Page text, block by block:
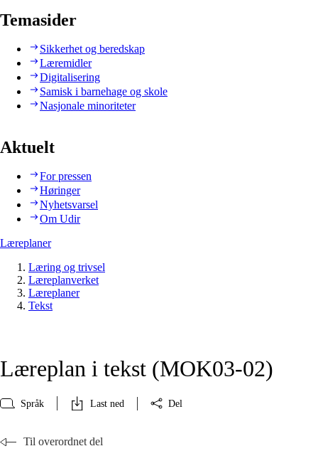
Temasider
Sikkerhet og beredskap
Læremidler
Digitalisering
Samisk i barnehage og skole
Nasjonale minoriteter
Aktuelt
For pressen
Høringer
Nyhetsvarsel
Om Udir
Læreplaner
Læring og trivsel
Læreplanverket
Læreplaner
Tekst
Læreplan i tekst (MOK03‑02)
Språk Last ned Del
Til overordnet del